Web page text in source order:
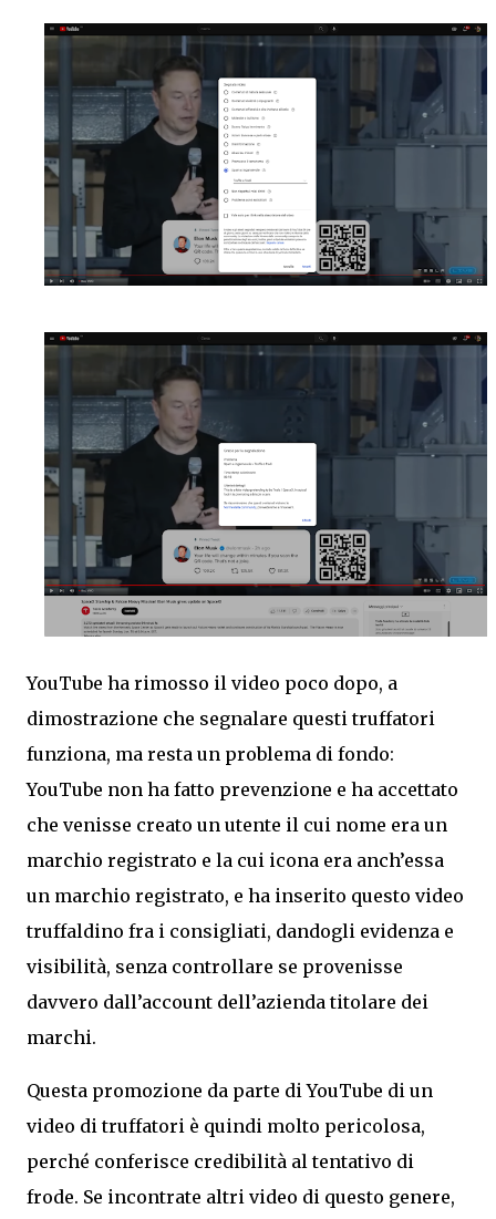
YouTube ha rimosso il video poco dopo, a
dimostrazione che segnalare questi truffatori
funziona, ma resta un problema di fondo:
YouTube non ha fatto prevenzione e ha accettato
che venisse creato un utente il cui nome era un
marchio registrato e la cui icona era anch’essa
un marchio registrato, e ha inserito questo video
truffaldino fra i consigliati, dandogli evidenza e
visibilità, senza controllare se provenisse
davvero dall’account dell’azienda titolare dei
marchi.
Questa promozione da parte di YouTube di un
video di truffatori è quindi molto pericolosa,
perché conferisce credibilità al tentativo di
frode. Se incontrate altri video di questo genere,